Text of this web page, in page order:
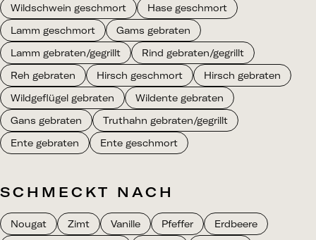
Wildschwein geschmort
Hase geschmort
Lamm geschmort
Gams gebraten
Lamm gebraten/gegrillt
Rind gebraten/gegrillt
Reh gebraten
Hirsch geschmort
Hirsch gebraten
Wildgeflügel gebraten
Wildente gebraten
Gans gebraten
Truthahn gebraten/gegrillt
Ente gebraten
Ente geschmort
SCHMECKT NACH
Nougat Zimt Vanille Pfeffer
Erdbeere